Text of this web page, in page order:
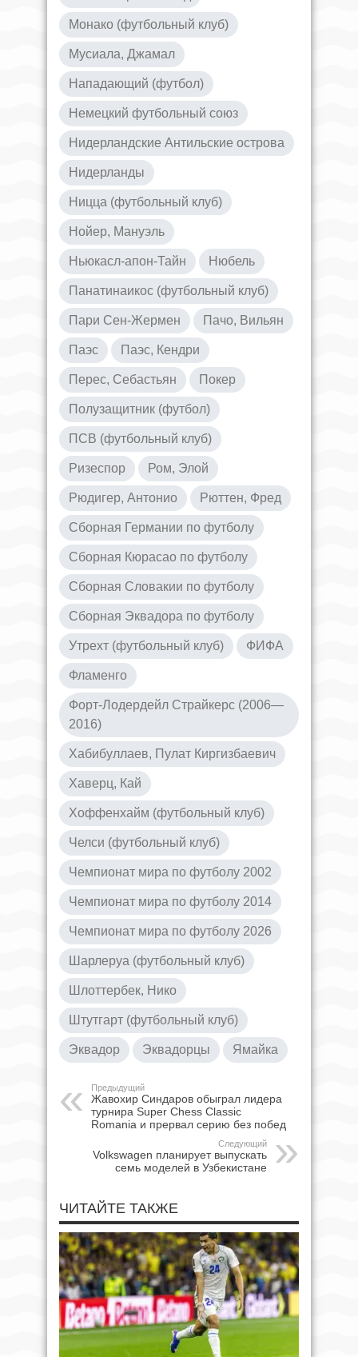
Монако (футбольный клуб)
Мусиала, Джамал
Нападающий (футбол)
Немецкий футбольный союз
Нидерландские Антильские острова
Нидерланды
Ницца (футбольный клуб)
Нойер, Мануэль
Ньюкасл-апон-Тайн Нюбель
Панатинаикос (футбольный клуб)
Пари Сен-Жермен Пачо, Вильян
Паэс Паэс, Кендри
Перес, Себастьян Покер
Полузащитник (футбол)
ПСВ (футбольный клуб)
Ризеспор Ром, Элой
Рюдигер, Антонио Рюттен, Фред
Сборная Германии по футболу
Сборная Кюрасао по футболу
Сборная Словакии по футболу
Сборная Эквадора по футболу
Утрехт (футбольный клуб) ФИФА
Фламенго
Форт-Лодердейл Страйкерс (2006—
2016)
Хабибуллаев, Пулат Киргизбаевич
Хаверц, Кай
Хоффенхайм (футбольный клуб)
Челси (футбольный клуб)
Чемпионат мира по футболу 2002
Чемпионат мира по футболу 2014
Чемпионат мира по футболу 2026
Шарлеруа (футбольный клуб)
Шлоттербек, Нико
Штутгарт (футбольный клуб)
Эквадор Эквадорцы Ямайка
Предыдущий
Жавохир Синдаров обыграл лидера
турнира Super Chess Classic
Romania и прервал серию без побед
Следующий
Volkswagen планирует выпускать
семь моделей в Узбекистане
ЧИТАЙТЕ ТАКЖЕ